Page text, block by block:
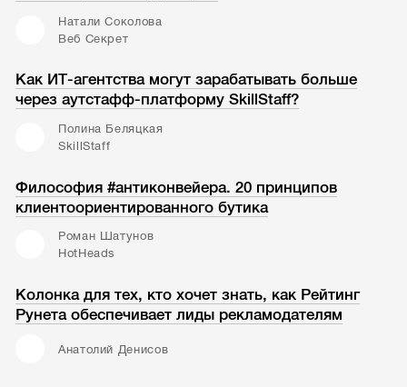
Натали Соколова
Веб Секрет
Как ИТ-агентства могут зарабатывать больше
через аутстафф-платформу SkillStaff?
Полина Беляцкая
SkillStaff
Философия #антиконвейера. 20 принципов
клиентоориентированного бутика
Роман Шатунов
HotHeads
Колонка для тех, кто хочет знать, как Рейтинг
Рунета обеспечивает лиды рекламодателям
Анатолий Денисов